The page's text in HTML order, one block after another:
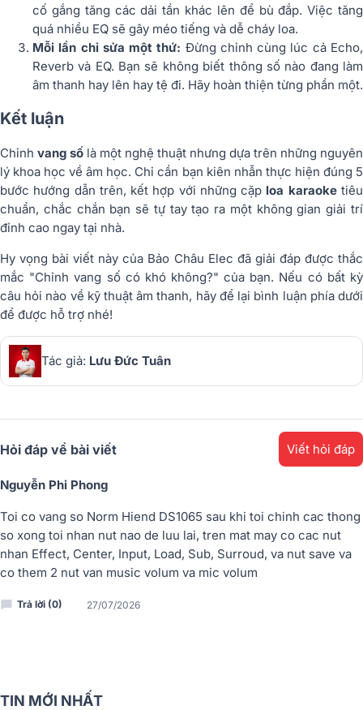
cố gắng tăng các dải tần khác lên để bù đắp. Việc tăng
quá nhiều EQ sẽ gây méo tiếng và dễ cháy loa.
Mỗi lần chỉ sửa một thứ: Đừng chỉnh cùng lúc cả Echo,
Reverb và EQ. Bạn sẽ không biết thông số nào đang làm
âm thanh hay lên hay tệ đi. Hãy hoàn thiện từng phần một.
Kết luận
Chỉnh vang số là một nghệ thuật nhưng dựa trên những nguyên
lý khoa học về âm học. Chỉ cần bạn kiên nhẫn thực hiện đúng 5
bước hướng dẫn trên, kết hợp với những cặp loa karaoketiêu
chuẩn, chắc chắn bạn sẽ tự tay tạo ra một không gian giải trí
đỉnh cao ngay tại nhà.
Hy vọng bài viết này của Bảo Châu Elec đã giải đáp được thắc
mắc "Chỉnh vang số có khó không?" của bạn. Nếu có bất kỳ
câu hỏi nào về kỹ thuật âm thanh, hãy để lại bình luận phía dưới
để được hỗ trợ nhé!
Tác giả: Lưu Đức Tuân
Hỏi đáp về bài viết Viết hỏi đáp
Nguyễn Phi Phong
Toi co vang so Norm Hiend DS1065 sau khi toi chinh cac thong
so xong toi nhan nut nao de luu lai, tren mat may co cac nut
nhan Effect, Center, Input, Load, Sub, Surroud, va nut save va
co them 2 nut van music volum va mic volum
Trả lời (0) 27/07/2026
TIN MỚI NHẤT